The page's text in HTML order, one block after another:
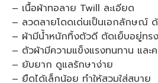
– เนื้อผ้าทอลาย Twill ละเอียด
– ลวดลายโดดเด่นเป็นเอกลักษณ์
– ผ้ามีน้ำหนักทิ้งตัวดี ตัดเย็บอยู่ทร
– ตัวผ้ามีความแข็งแรงทนทาน และ
– ยับยาก ดูแลรักษาง่าย
– ยืดได้เล็กน้อย ทำให้สวมใส่สบาย